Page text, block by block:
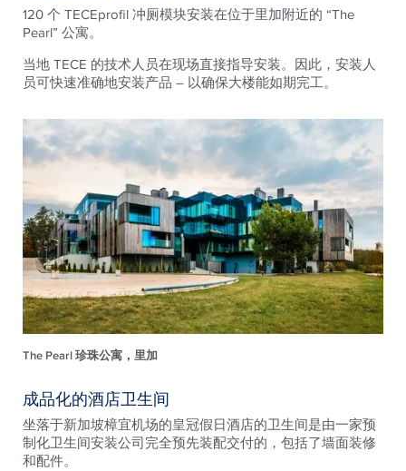
120 个 TECEprofil 冲厕模块安装在位于里加附近的 “The
Pearl” 公寓。
当地 TECE 的技术人员在现场直接指导安装。因此，安装人
员可快速准确地安装产品 – 以确保大楼能如期完工。
The Pearl 珍珠公寓，里加
成品化的酒店卫生间
坐落于新加坡樟宜机场的皇冠假日酒店的卫生间是由一家预
制化卫生间安装公司完全预先装配交付的，包括了墙面装修
和配件。